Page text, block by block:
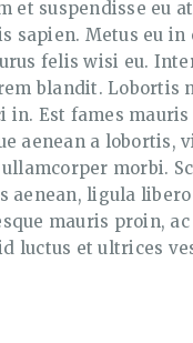
et suspendisse eu
sapien. Metus eu
felis wisi eu.
blandit. Lobortis
in. Est fames
aenean a lobortis,
morbi.
aenean, ligula
mauris proin,
luctus et ultrices